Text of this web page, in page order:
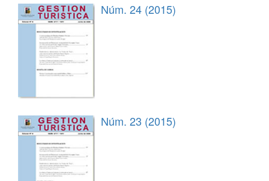
Núm. 24 (2015)
Núm. 23 (2015)